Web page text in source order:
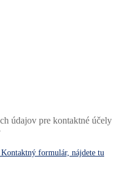
údajov pre kontaktné účely
formulár, nájdete tu